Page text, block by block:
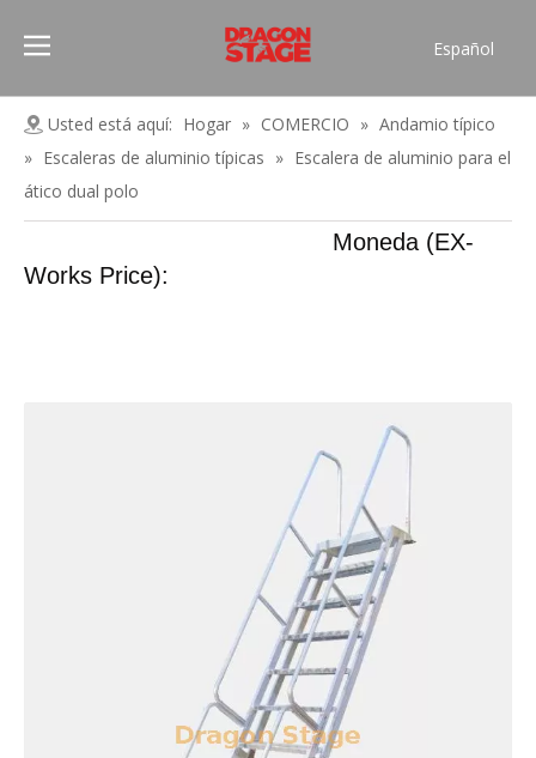
Español
Pусский
Français
简体中文
English
Usted está aquí: Hogar » COMERCIO » Andamio típico
» Escaleras de aluminio típicas » Escalera de aluminio para el
ático dual polo
Moneda (EX-
Works Price):